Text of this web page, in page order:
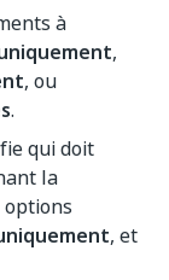
à
,
, ou
.
qui doit
la
, et